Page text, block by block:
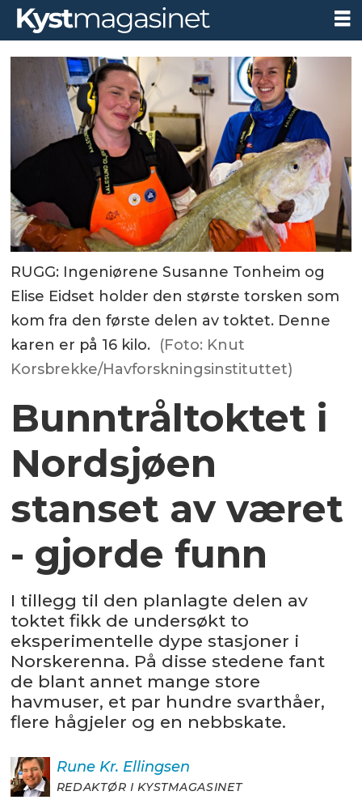
RUGG: Ingeniørene Susanne Tonheim og
Elise Eidset holder den største torsken som
kom fra den første delen av toktet. Denne
karen er på 16 kilo. (Foto: Knut
Korsbrekke/Havforskningsinstituttet)
Bunntråltoktet i
Nordsjøen
stanset av været
- gjorde funn
I tillegg til den planlagte delen av
toktet fikk de undersøkt to
eksperimentelle dype stasjoner i
Norskerenna. På disse stedene fant
de blant annet mange store
havmuser, et par hundre svarthåer,
flere hågjeler og en nebbskate.
Rune Kr. Ellingsen
REDAKTØR I KYSTMAGASINET